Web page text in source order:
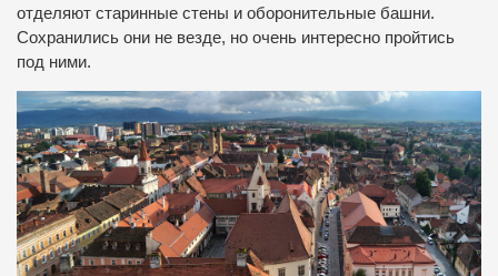
отделяют старинные стены и оборонительные башни.
Сохранились они не везде, но очень интересно пройтись
под ними.